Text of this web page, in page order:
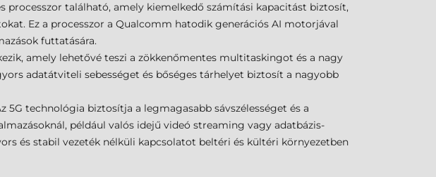
processzor található, amely kiemelkedő számítási kapacitást biztosít,
Ez a processzor a Qualcomm hatodik generációs AI motorjával
futtatására.
amely lehetővé teszi a zökkenőmentes multitaskingot és a nagy
adatátviteli sebességet és bőséges tárhelyet biztosít a nagyobb
technológia biztosítja a legmagasabb sávszélességet és a
például valós idejű videó streaming vagy adatbázis-
és stabil vezeték nélküli kapcsolatot beltéri és kültéri környezetben